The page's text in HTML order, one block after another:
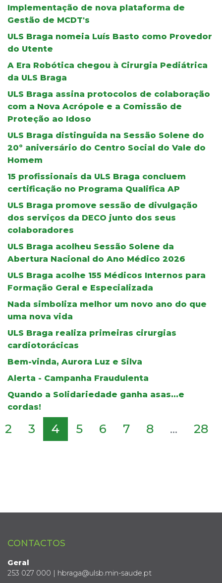
Implementação de nova plataforma de
Gestão de MCDT's
ULS Braga nomeia Luís Basto como Provedor
do Utente
A Era Robótica chegou à Cirurgia Pediátrica
da ULS Braga
ULS Braga assina protocolos de colaboração
com a Nova Acrópole e a Comissão de
Proteção ao Idoso
ULS Braga distinguida na Sessão Solene do
20º aniversário do Centro Social do Vale do
Homem
15 profissionais da ULS Braga concluem
certificação no Programa Qualifica AP
ULS Braga promove sessão de divulgação
dos serviços da DECO junto dos seus
colaboradores
ULS Braga acolheu Sessão Solene da
Abertura Nacional do Ano Médico 2026
ULS Braga acolhe 155 Médicos Internos para
Formação Geral e Especializada
Nada simboliza melhor um novo ano do que
uma nova vida
ULS Braga realiza primeiras cirurgias
cardiotorácicas
Bem-vinda, Aurora Luz e Silva
Alerta - Campanha Fraudulenta
Quando a Solidariedade ganha asas...e
cordas!
2 3 4 5 6 7 8 ... 28
CONTACTOS
Geral
253 027 000 | hbraga@ulsb.min-saude.pt